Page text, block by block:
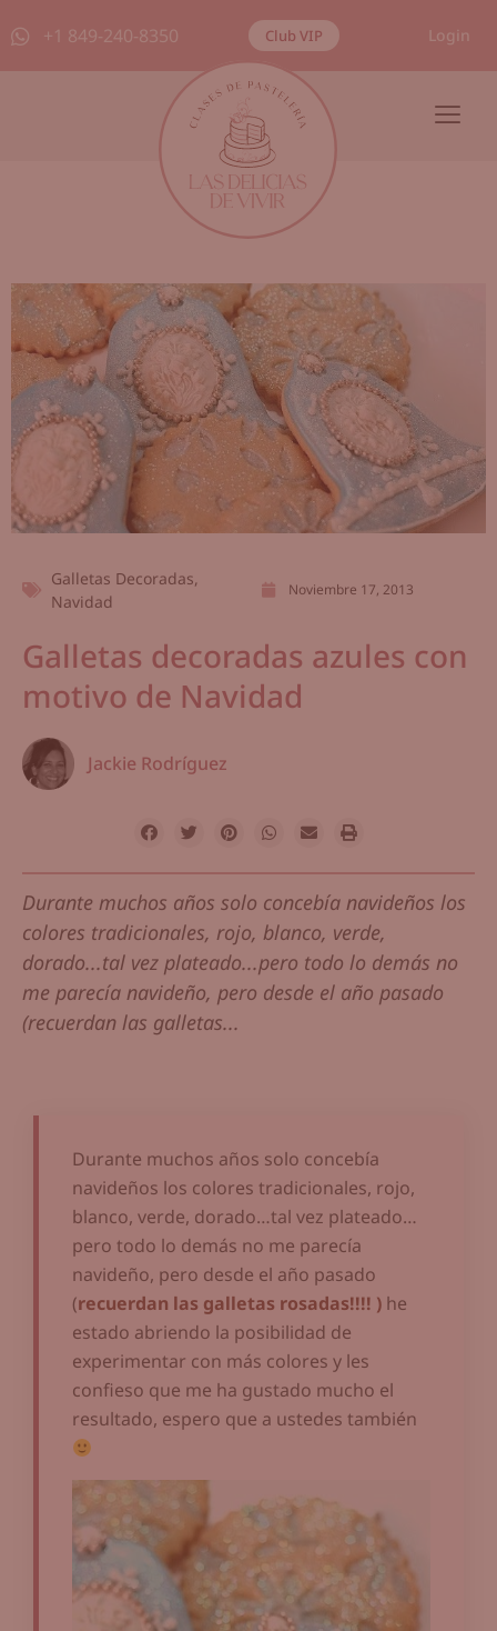
+1 849-240-8350 Club VIP Login
Galletas Decoradas,
Navidad
Noviembre 17, 2013
Galletas decoradas azules con
motivo de Navidad
Jackie Rodríguez
Durante muchos años solo concebía navideños los
colores tradicionales, rojo, blanco, verde,
dorado...tal vez plateado...pero todo lo demás no
me parecía navideño, pero desde el año pasado
(recuerdan las galletas...
Durante muchos años solo concebía
navideños los colores tradicionales, rojo,
blanco, verde, dorado…tal vez plateado…
pero todo lo demás no me parecía
navideño, pero desde el año pasado
(recuerdan las galletas rosadas!!!! ) he
estado abriendo la posibilidad de
experimentar con más colores y les
confieso que me ha gustado mucho el
resultado, espero que a ustedes también